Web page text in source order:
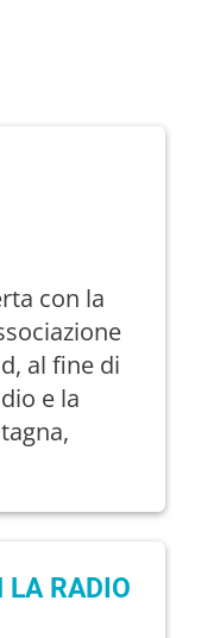
con la
al fine di
e la
LA RADIO